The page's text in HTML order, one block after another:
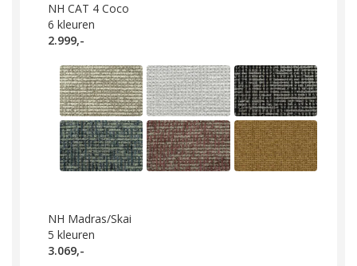
NH CAT 4 Coco
6 kleuren
2.999,-
NH Madras/Skai
5 kleuren
3.069,-